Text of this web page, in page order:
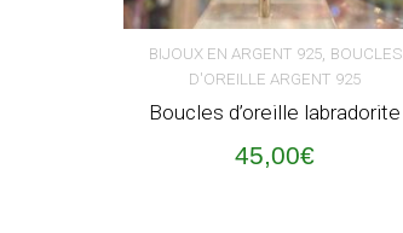
BIJOUX EN ARGENT 925, BOUCLES
D'OREILLE ARGENT 925
Boucles d’oreille labradorite
45,00€